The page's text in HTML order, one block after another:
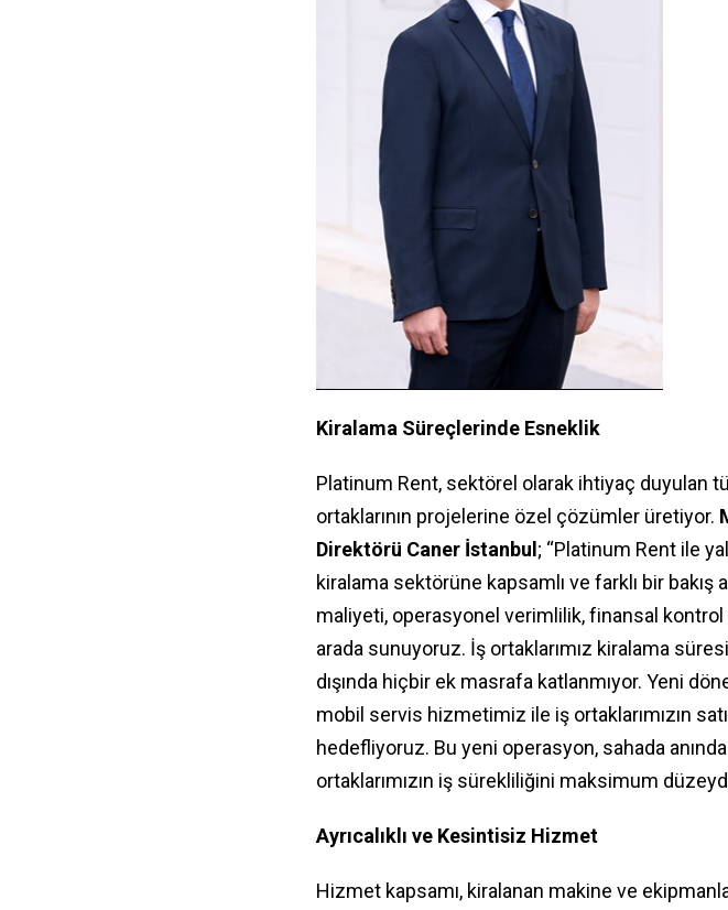
Kiralama Süreçlerinde Esneklik
Platinum Rent, sektörel olarak ihtiyaç duyulan
ortaklarının projelerine özel çözümler üretiyor.
Direktörü Caner İstanbul; “Platinum Rent ile
kiralama sektörüne kapsamlı ve farklı bir bakış
maliyeti, operasyonel verimlilik, finansal
arada sunuyoruz. İş ortaklarımız kiralama
dışında hiçbir ek masrafa katlanmıyor. Yeni
mobil servis hizmetimiz ile iş ortaklarımızın
hedefliyoruz. Bu yeni operasyon, sahada
ortaklarımızın iş sürekliliğini maksimum
Ayrıcalıklı ve Kesintisiz Hizmet
Hizmet kapsamı, kiralanan makine ve